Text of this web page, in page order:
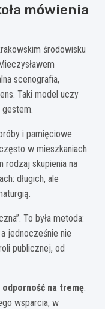
mówienia
środowisku
scenografia,
Taki model uczy
i pamięciowe
w mieszkaniach
rodzaj skupienia na
długich, ale
To była metoda:
jednocześnie nie
publicznej, od
odporność na tremę.
wsparcia, w